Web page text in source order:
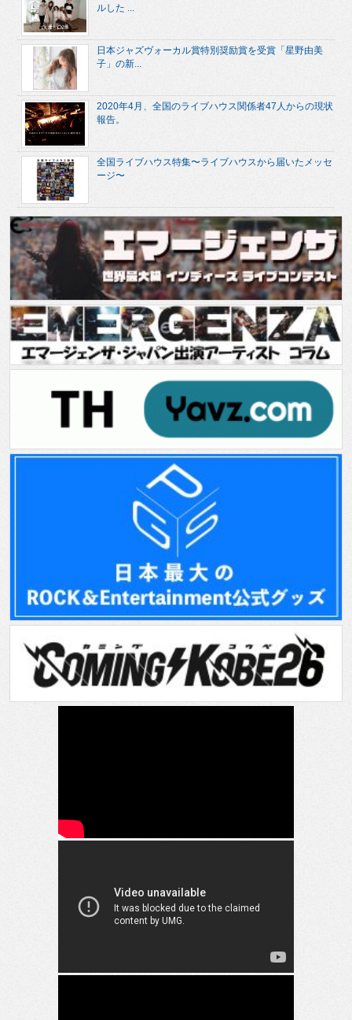
ルした ...
日本ジャズヴォーカル賞特別奨励賞を受賞「星野由美
子」の新...
2020年4月、全国のライブハウス関係者47人からの現状
報告。
全国ライブハウス特集〜ライブハウスから届いたメッセ
ージ〜